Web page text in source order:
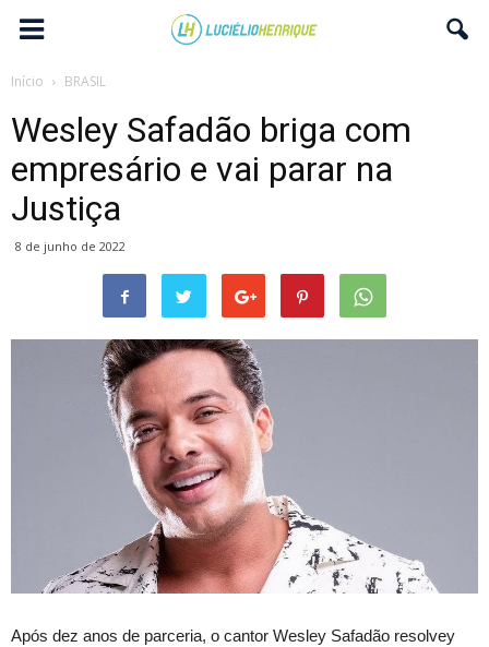
Início BRASIL
Wesley Safadão briga com
empresário e vai parar na
Justiça
8 de junho de 2022
Após dez anos de parceria, o cantor Wesley Safadão resolvey